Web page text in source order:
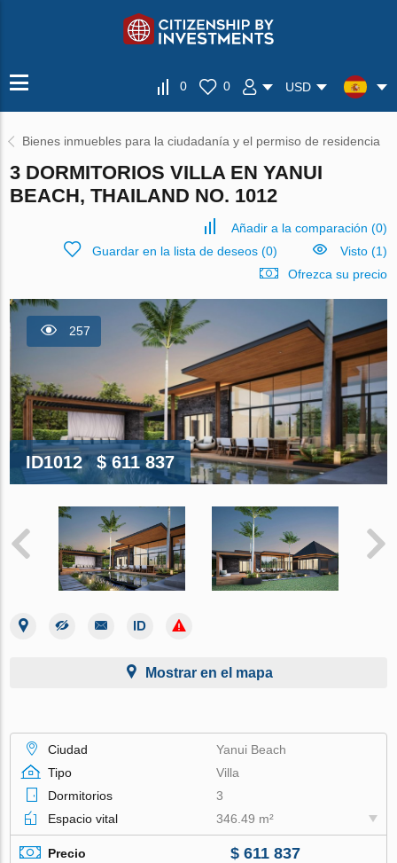
0 0 USD
Bienes inmuebles para la ciudadanía y el permiso de residencia
3 DORMITORIOS VILLA EN YANUI
BEACH, THAILAND NO. 1012
Añadir a la comparación (0)
Guardar en la lista de deseos(0)
Visto (1)
Ofrezca su precio
257
ID1012 $ 611 837
Mostrar en el mapa
Ciudad
Yanui Beach
Tipo
Villa
Dormitorios
3
Espacio vital
346.49 m²
Precio $ 611 837